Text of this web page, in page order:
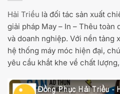
Hải Triều là đối tác sản xuất
giải pháp May – In – Thêu
và doanh nghiệp. Với nền tảng
hệ thống máy móc hiện đại,
yêu cầu khắt khe về chất